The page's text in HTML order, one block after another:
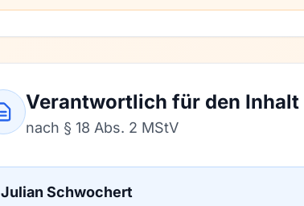
Verantwortlich für den Inhalt
nach § 18 Abs. 2 MStV
Julian Schwochert